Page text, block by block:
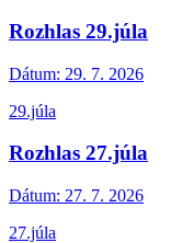
Rozhlas 29.júla
Dátum: 29. 7. 2026
29.júla
Rozhlas 27.júla
Dátum: 27. 7. 2026
27.júla